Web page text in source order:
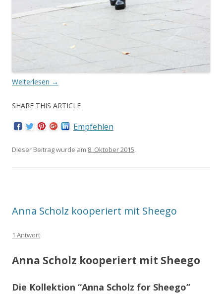
Weiterlesen →
SHARE THIS ARTICLE
Empfehlen
Dieser Beitrag wurde am 8. Oktober 2015.
Anna Scholz kooperiert mit Sheego
1 Antwort
Anna Scholz kooperiert mit Sheego
Die Kollektion “Anna Scholz for Sheego”